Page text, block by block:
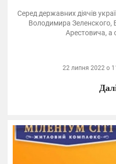
Серед державних діячів
Володимира Зеленского,
Арестовича, а
22 липня 2022 о